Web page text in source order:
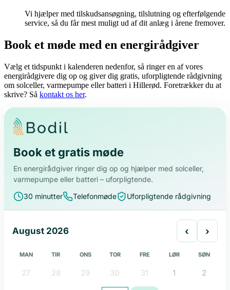
Vi hjælper med tilskudsansøgning, tilslutning og efterfølgende
service, så du får mest muligt ud af dit anlæg i årene fremover.
Book et møde med en energirådgiver
Vælg et tidspunkt i kalenderen nedenfor, så ringer en af vores
energirådgivere dig op og giver dig gratis, uforpligtende rådgivning
om solceller, varmepumpe eller batteri i Hillerød. Foretrækker du at
skrive? Så kontakt os her.